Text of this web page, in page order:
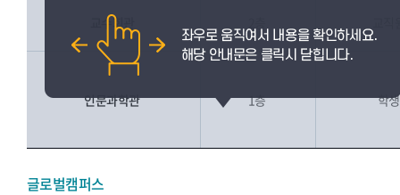
교수회관
인문과학관 1층 학
글로벌캠퍼스